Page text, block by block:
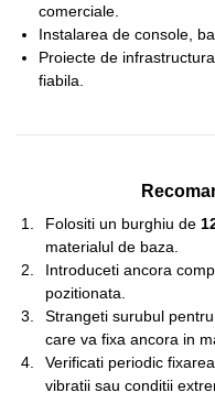
comerciale.
Instalarea de console,
Proiecte de
fiabila.
Folositi un burghiu de
materialul de baza.
Introduceti ancora
pozitionata.
Strangeti surubul
care va fixa ancora in
Verificati periodic
vibratii sau conditii